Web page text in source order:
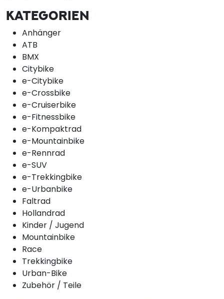
KATEGORIEN
Anhänger
ATB
BMX
Citybike
e-Citybike
e-Crossbike
e-Cruiserbike
e-Fitnessbike
e-Kompaktrad
e-Mountainbike
e-Rennrad
e-SUV
e-Trekkingbike
e-Urbanbike
Faltrad
Hollandrad
Kinder / Jugend
Mountainbike
Race
Trekkingbike
Urban-Bike
Zubehör / Teile